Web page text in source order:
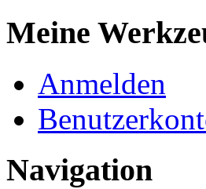
Meine
Anmelden
Navigation